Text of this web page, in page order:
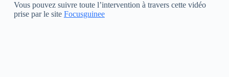
Vous pouvez suivre toute l’intervention à travers cette vidéo
prise par le site Focusguinee